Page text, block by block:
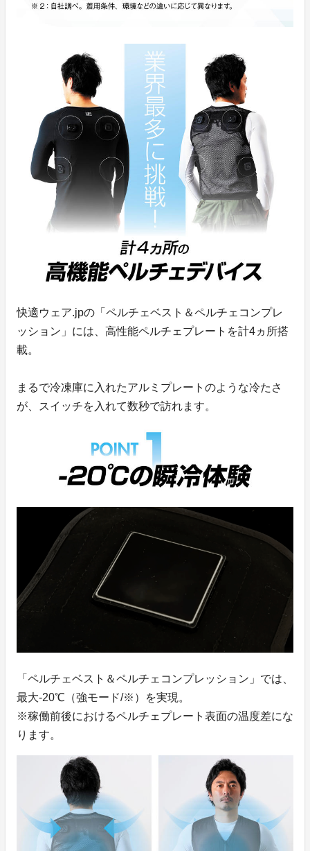
快適ウェア.jpの「ペルチェベスト＆ペルチェコンプレ
ッション」には、高性能ペルチェプレートを計4ヵ所搭
載。
まるで冷凍庫に入れたアルミプレートのような冷たさ
が、スイッチを入れて数秒で訪れます。
「ペルチェベスト＆ペルチェコンプレッション」では、
最大-20℃（強モード/※）を実現。
※稼働前後におけるペルチェプレート表面の温度差にな
ります。